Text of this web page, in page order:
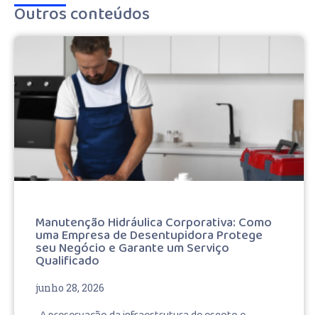
Outros conteúdos
Manutenção Hidráulica Corporativa: Como
uma Empresa de Desentupidora Protege
seu Negócio e Garante um Serviço
Qualificado
junho 28, 2026